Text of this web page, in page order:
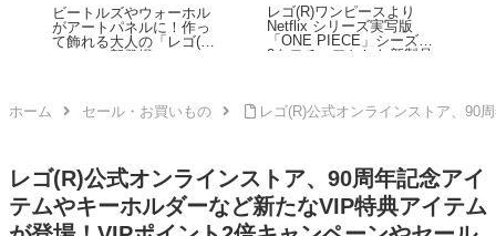
ビートルズやウォーホル
がアートパネルに！作っ
て飾れる大人の「レゴ(R)
アート」新登場
レゴ(R)ワンピースより
Netflix シリーズ実写版
「ONE PIECE」シーズン
2をモチーフとした新製品
ホーム セール・お買いもの レゴ(R)公式オンラインストア、90
レゴ(R)公式オンラインストア、90周年記念アイ
テムやキーホルダーなど新たなVIP特典アイテム